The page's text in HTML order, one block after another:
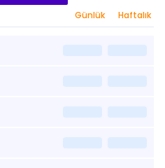
Günlük Haftalık